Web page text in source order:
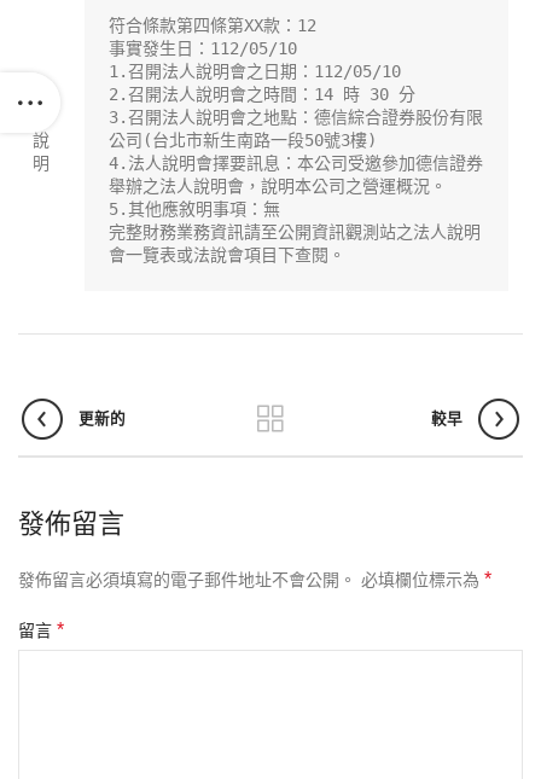
說
明
符合條款第四條第XX款：12
事實發生日：112/05/10
1.召開法人說明會之日期：112/05/10
2.召開法人說明會之時間：14 時 30 分
3.召開法人說明會之地點：德信綜合證券股份有限
公司(台北市新生南路一段50號3樓)
4.法人說明會擇要訊息：本公司受邀參加德信證券
舉辦之法人說明會，說明本公司之營運概況。
5.其他應敘明事項：無
完整財務業務資訊請至公開資訊觀測站之法人說明
會一覽表或法說會項目下查閱。
更新的 較早
發佈留言
發佈留言必須填寫的電子郵件地址不會公開。 必填欄位標示為 *
留言 *